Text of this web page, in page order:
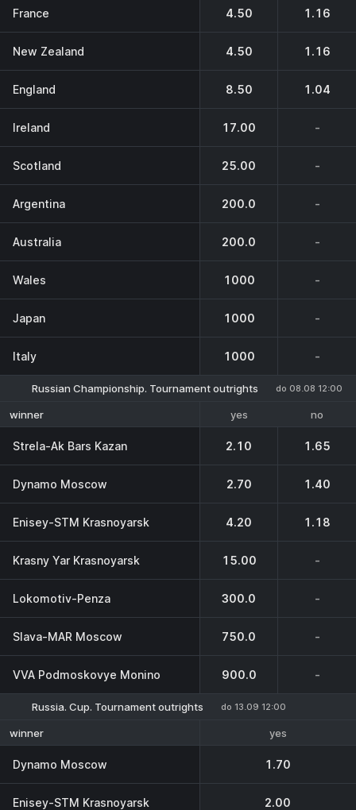
France 4.50 1.16
New Zealand 4.50 1.16
England 8.50 1.04
Ireland 17.00 -
Scotland 25.00 -
Argentina 200.0 -
Australia 200.0 -
Wales 1000 -
Japan 1000 -
Italy 1000 -
Russian Championship. Tournament outrights do 08.08 12:00
winner yes no
Strela-Ak Bars Kazan 2.10 1.65
Dynamo Moscow 2.70 1.40
Enisey-STM Krasnoyarsk 4.20 1.18
Krasny Yar Krasnoyarsk 15.00 -
Lokomotiv-Penza 300.0 -
Slava-MAR Moscow 750.0 -
VVA Podmoskovye Monino 900.0 -
Russia. Cup. Tournament outrights do 13.09 12:00
winner yes
Dynamo Moscow 1.70
Enisey-STM Krasnoyarsk 2.00